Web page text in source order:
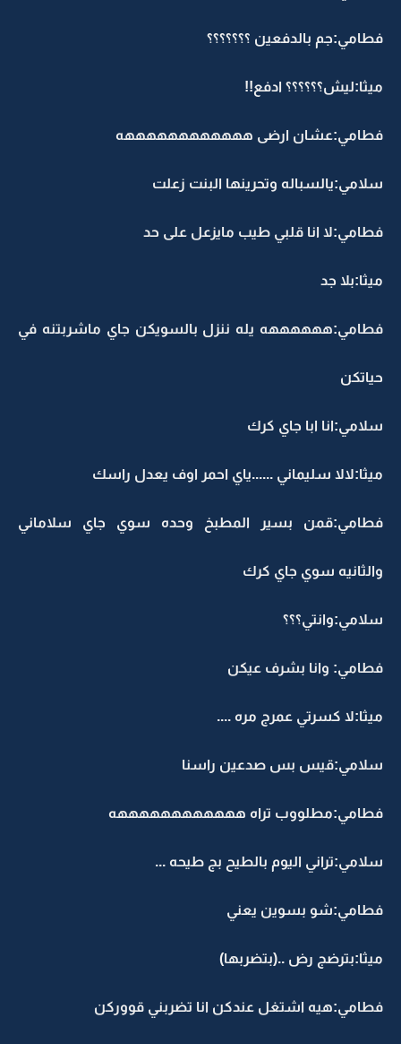
فطامي:جم بالدفعين ؟؟؟؟؟؟؟
ميثا:ليش؟؟؟؟؟؟ ادفع!!
فطامي:عشان ارضى ههههههههههههه
سلامي:يالسباله وتحرينها البنت زعلت
فطامي:لا انا قلبي طيب مايزعل على حد
ميثا:بلا جد
فطامي:ههههههه يله ننزل بالسويكن جاي ماشربتنه في
حياتكن
سلامي:انا ابا جاي كرك
ميثا:لالا سليماني ......ياي احمر اوف يعدل راسك
فطامي:قمن بسير المطبخ وحده سوي جاي سلاماني
والثانيه سوي جاي كرك
سلامي:وانتي؟؟؟
فطامي: وانا بشرف عيكن
ميثا:لا كسرتي عمرج مره ....
سلامي:قيس بس صدعين راسنا
فطامي:مطلووب تراه ههههههههههههه
سلامي:تراني اليوم بالطيح بج طيحه ...
فطامي:شو بسوين يعني
ميثا:بترضج رض ..(بتضربها)
فطامي:هيه اشتغل عندكن انا تضربني قووركن